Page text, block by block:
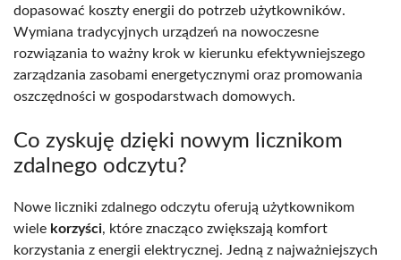
dopasować koszty energii do potrzeb użytkowników.
Wymiana tradycyjnych urządzeń na nowoczesne
rozwiązania to ważny krok w kierunku efektywniejszego
zarządzania zasobami energetycznymi oraz promowania
oszczędności w gospodarstwach domowych.
Co zyskuję dzięki nowym licznikom
zdalnego odczytu?
Nowe liczniki zdalnego odczytu oferują użytkownikom
wiele korzyści, które znacząco zwiększają komfort
korzystania z energii elektrycznej. Jedną z najważniejszych